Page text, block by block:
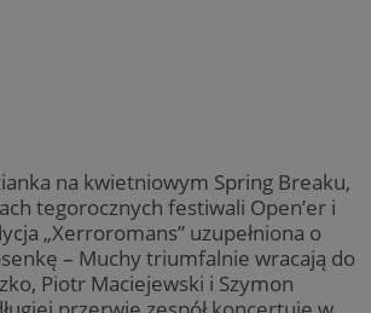
na kwietniowym Spring Breaku,
tegorocznych festiwali Open’er i
„Xerroromans” uzupełniona o
– Muchy triumfalnie wracają do
Piotr Maciejewski i Szymon